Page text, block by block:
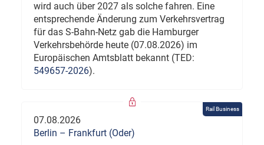
wird auch über 2027 als solche fahren. Eine
entsprechende Änderung zum Verkehrsvertrag
für das S-Bahn-Netz gab die Hamburger
Verkehrsbehörde heute (07.08.2026) im
Europäischen Amtsblatt bekannt (TED:
549657-2026).
Rail Business
07.08.2026
Berlin – Frankfurt (Oder)